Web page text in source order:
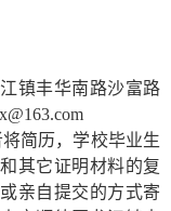
镇丰华南路沙富路
简历，学校毕业生
其它证明材料的复
亲自提交的方式寄